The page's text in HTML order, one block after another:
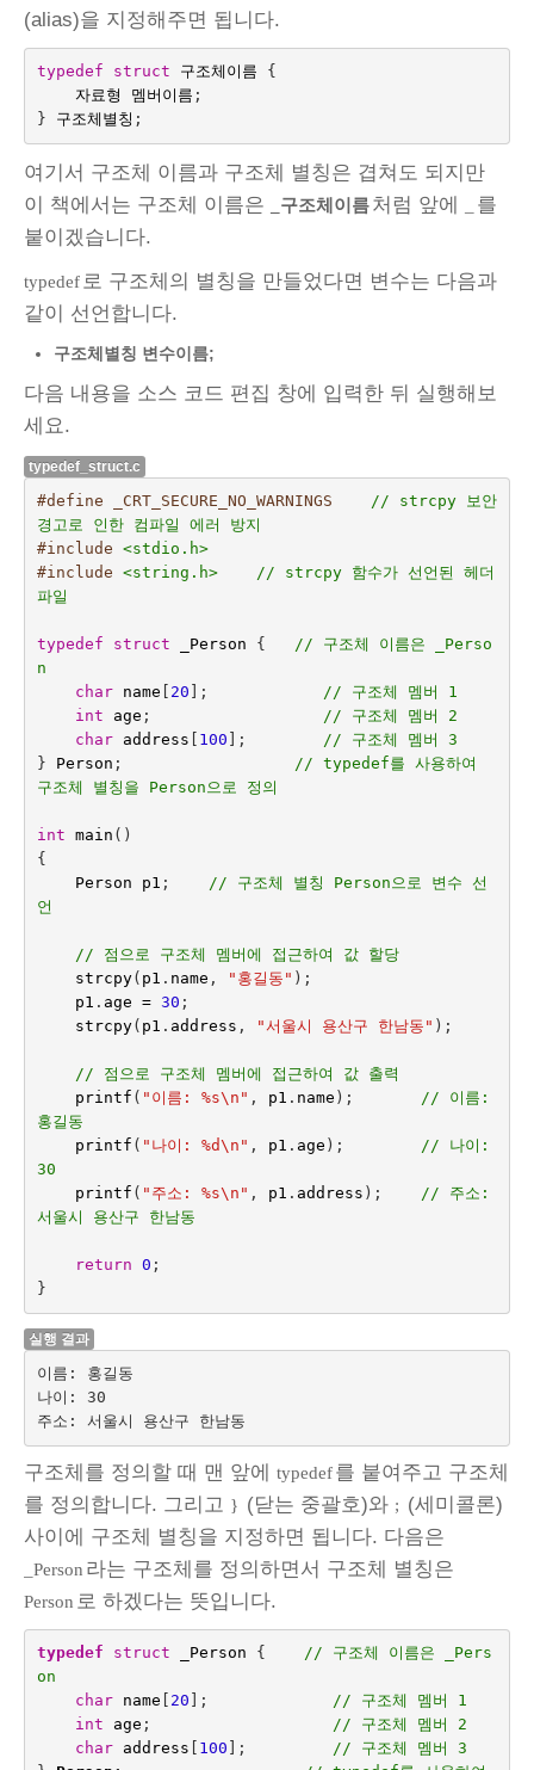
(alias)을 지정해주면 됩니다.
typedef struct 구조체이름
{
자료형
멤버이름 ;
}
구조체별칭 ;
여기서 구조체 이름과 구조체 별칭은 겹쳐도 되지만
이 책에서는 구조체 이름은
_구조체이름처럼 앞에
를
붙이겠습니다.
typedef 로 구조체의 별칭을 만들었다면 변수는 다음과
같이 선언합니다.
구조체별칭 변수이름;
다음 내용을 소스 코드 편집 창에 입력한 뒤 실행해보
세요.
typedef_struct.c
#define _CRT_SECURE_NO_WARNINGS // strcpy 보안
경고로 인한 컴파일 에러 방지
#include <stdio.h>
#include <string.h>    // strcpy 함수가 선언된 헤더
파일
typedef struct _Person { // 구조체 이름은 _Perso
n
char
name 20 ];
// 구조체 멤버 1
int
age ;
// 구조체 멤버 2
char
address 100 ]; // 구조체 멤버 3
}
Person ;
// typedef를 사용하여
구조체 별칭을 Person으로 정의
int main ()
{
Person
p1 ; // 구조체 별칭 Person으로 변수 선
언
// 점으로 구조체 멤버에 접근하여 값 할당
strcpy( p1 . name , "홍길동" );
p1 . age = 30 ;
strcpy( p1 . address , "서울시 용산구 한남동" );
// 점으로 구조체 멤버에 접근하여 값 출력
printf ( "이름: %s\n " , p1 . name );
// 이름:
홍길동
printf ( "나이: %d\n " , p1 . age );
// 나이:
30
printf ( "주소: %s\n " , p1 . address ); // 주소:
서울시 용산구 한남동
return 0 ;
}
실행 결과
이름: 홍길동
나이: 30
구조체를 정의할 때 맨 앞에 typedef를 붙여주고 구조체
를 정의합니다. 그리고 } (닫는 중괄호)와 ; (세미콜론)
사이에 구조체 별칭을 지정하면 됩니다. 다음은
_Person 라는 구조체를 정의하면서 구조체 별칭은
Person 로 하겠다는 뜻입니다.
typedef struct _Person { // 구조체 이름은 _Pers
on
char
name 20 ];
// 구조체 멤버 1
int
age ;
// 구조체 멤버 2
char
address 100 ]; // 구조체 멤버 3